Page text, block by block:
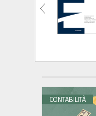
CONTABILITÀ